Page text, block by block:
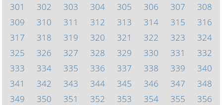
301
302 303 304 305 306 307
308
309
310 311 312 313 314 315
316
317
318 319 320 321 322 323
324
325
326 327 328 329 330 331
332
333
334 335 336 337 338 339
340
341
342 343 344 345 346 347
348
349
350 351 352 353 354 355 356